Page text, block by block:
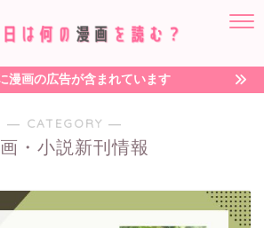
漫画の広告が含まれています
― CATEGORY ―
・小説新刊情報